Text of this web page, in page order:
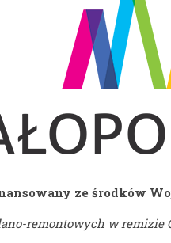
ze środków
remontowych w remizie